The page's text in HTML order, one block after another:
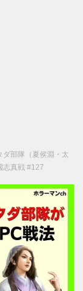
ダ部隊（夏侯淵・太
志真戦 #127